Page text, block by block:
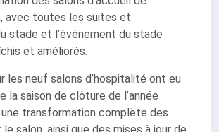
avec toutes les suites et
stade et l’événement du stade
et améliorés.
les neuf salons d’hospitalité ont eu
la saison de clôture de l’année
une transformation complète des